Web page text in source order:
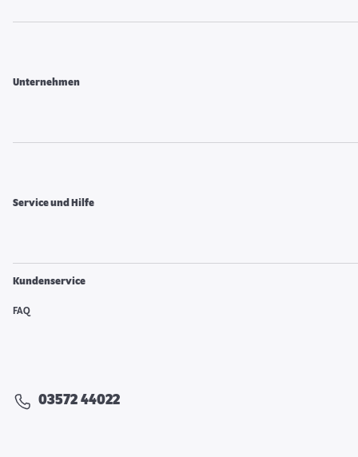
Unternehmen
Service und Hilfe
Kundenservice
FAQ
03572 44022